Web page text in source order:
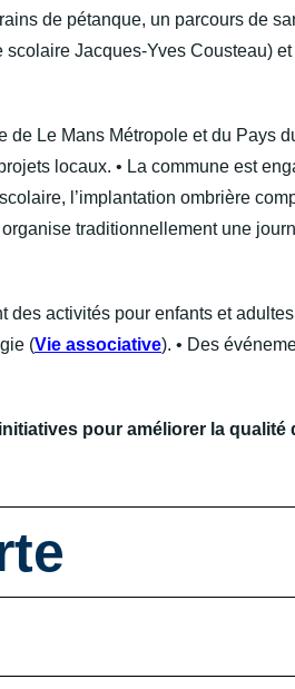
de pétanque, un parcours de
Jacques-Yves Cousteau)
de Le Mans Métropole et du Pays
locaux. • La commune est
l’implantation ombrière
traditionnellement une
activités pour enfants et
(Vie associative). • Des
pour améliorer la qualité